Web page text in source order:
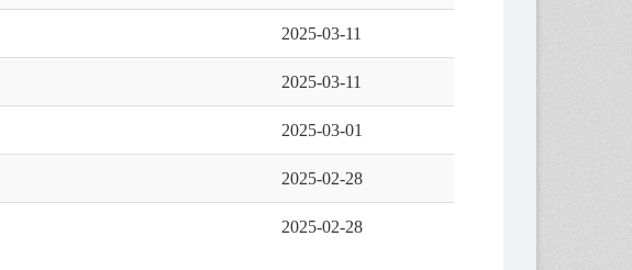
2025-03-11
2025-03-11
2025-03-01
2025-02-28
2025-02-28